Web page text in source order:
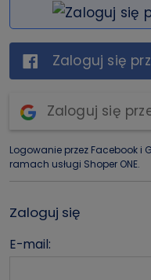
Zaloguj się
Zaloguj się
Logowanie przez Facebook i
ramach usługi Shoper ONE.
Zaloguj się
E-mail: